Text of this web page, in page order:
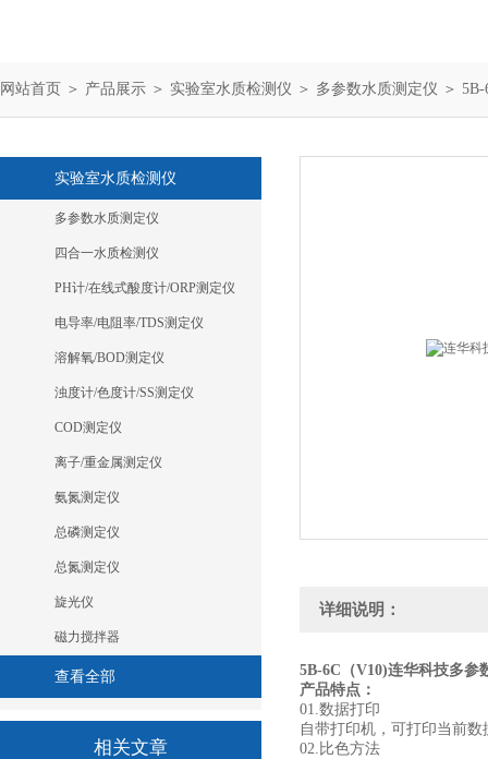
网站首页 ＞ 产品展示 ＞ 实验室水质检测仪 ＞ 多参数水质测定仪 ＞
实验室水质检测仪
多参数水质测定仪
四合一水质检测仪
PH计/在线式酸度计/ORP测定仪
电导率/电阻率/TDS测定仪
溶解氧/BOD测定仪
浊度计/色度计/SS测定仪
COD测定仪
离子/重金属测定仪
氨氮测定仪
总磷测定仪
总氮测定仪
旋光仪
磁力搅拌器
查看全部
相关文章
详细说明：
5B-6C（V10)连华科技多参
产品特点：
01.数据打印
自带打印机，可打印当前
02.比色方法